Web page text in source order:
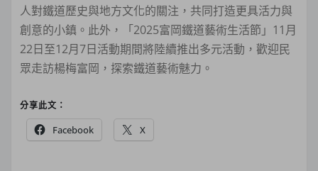
人對鐵道歷史與地方文化的關注，共同打造更具活力與
創意的小鎮。此外，「2025富岡鐵道藝術生活節」11月
22日至12月7日活動期間將陸續推出多元活動，歡迎民
眾走訪楊梅富岡，探索鐵道藝術魅力。
分享此文：
Facebook X